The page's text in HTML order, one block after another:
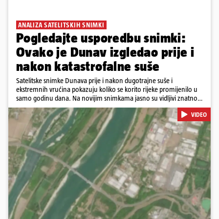
ANALIZA SATELITSKIH SNIMKI
Pogledajte usporedbu snimki:
Ovako je Dunav izgledao prije i
nakon katastrofalne suše
Satelitske snimke Dunava prije i nakon dugotrajne suše i
ekstremnih vrućina pokazuju koliko se korito rijeke promijenilo u
samo godinu dana. Na novijim snimkama jasno su vidljivi znatno
veći pješčani sprudovi i sužene vodene površine, što svjedoči o
povijesno niskim vodostajima. Promjene su zabilježene duž cijelog
toka, od Njemačke i Austrije, preko Slovačke, Hrvatske i Srbije, do
Rumunjske i Bugarske. Snimke je tijekom ljeta 2025. i 2026.
zabilježio satelit Sentinel-2 u sklopu programa Europske unije
Copernicus.
Pokretanje videa...
VIDEO